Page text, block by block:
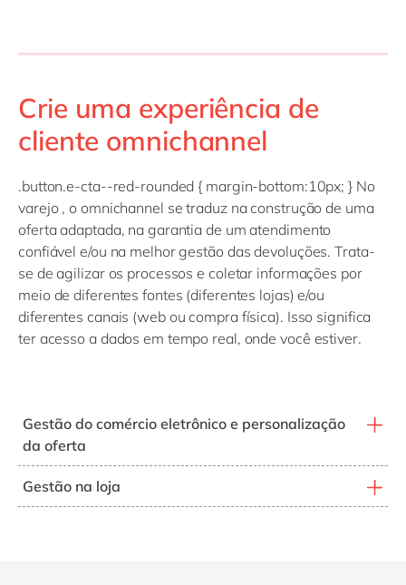
Crie uma experiência de
cliente omnichannel
.button.e-cta--red-rounded { margin-bottom:10px; } No
varejo , o omnichannel se traduz na construção de uma
oferta adaptada, na garantia de um atendimento
confiável e/ou na melhor gestão das devoluções. Trata-
se de agilizar os processos e coletar informações por
meio de diferentes fontes (diferentes lojas) e/ou
diferentes canais (web ou compra física). Isso significa
ter acesso a dados em tempo real, onde você estiver.
Gestão do comércio eletrônico e personalização
da oferta
Trata-se de poder oferecer aos clientes uma melhor
experiência de compra e, assim, fidelizar contando com
Gestão na loja